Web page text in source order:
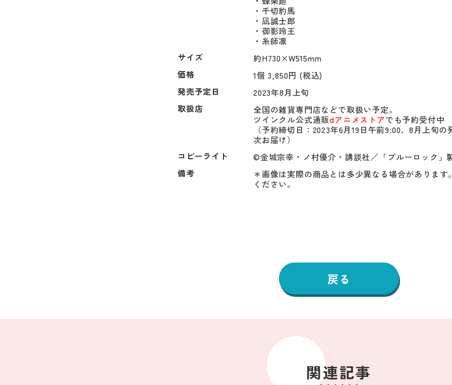
・千切豹馬
・凪誠士郎
・御影玲王
・糸師凛
サイズ
約H730×W515mm
価格
1個 3,850円 (税込)
発売予定日
2023年8月上旬
取扱店
全国の雑貨専門店などで取扱い予定。
ツインクル公式通販dアニメストアでも予約受付中
（予約締切日：2023年6月19日午前9:00、8月上旬
次お届け）
コピーライト
©金城宗幸・ノ村優介・講談社／「ブルーロック」
備考
＊画像は実際の商品とは多少異なる場合があります
ください。
戻る
関連記事